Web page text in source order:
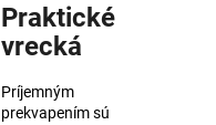
Praktické
vrecká
Príjemným
prekvapením sú